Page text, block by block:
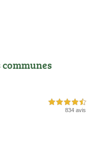
4,5 étoiles sur 5
834 avis